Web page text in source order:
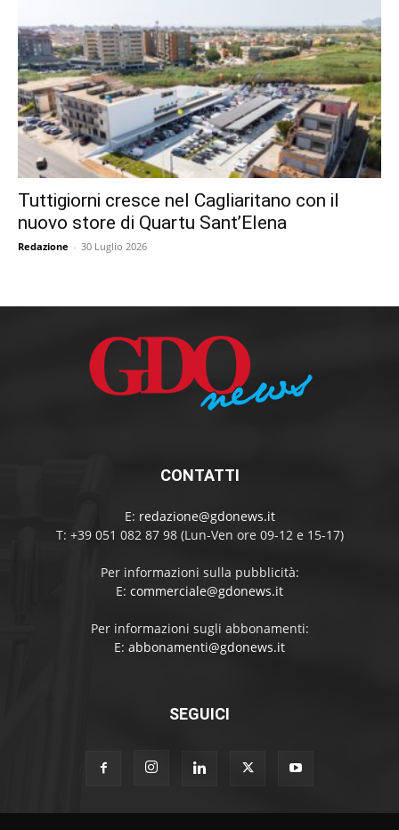
Tuttigiorni cresce nel Cagliaritano con il
nuovo store di Quartu Sant’Elena
Redazione - 30 Luglio 2026
CONTATTI
E: redazione@gdonews.it
T: +39 051 082 87 98 (Lun-Ven ore 09-12 e 15-17)
Per informazioni sulla pubblicità:
E: commerciale@gdonews.it
Per informazioni sugli abbonamenti:
E: abbonamenti@gdonews.it
SEGUICI